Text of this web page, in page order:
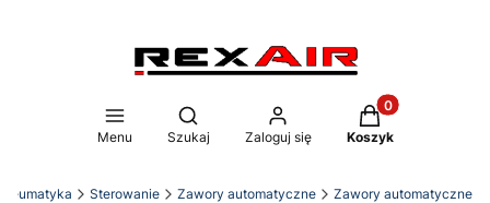
Menu
Otwórz wyszukiwarkę
Szukaj Zaloguj się
Produkty w
Koszyk
Sterowanie Zawory automatyczne Zawory automatyczne